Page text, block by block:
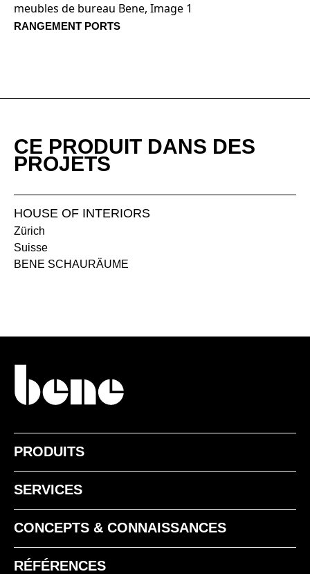
MELAMINE - MÉLAMINE
MAK Érable classique
RANGEMENT PORTS
CE PRODUIT DANS DES
PROJETS
HOUSE OF INTERIORS
Zürich
Suisse
BENE SCHAURÄUME
PRODUITS
SERVICES
CONCEPTS & CONNAISSANCES
RÉFÉRENCES